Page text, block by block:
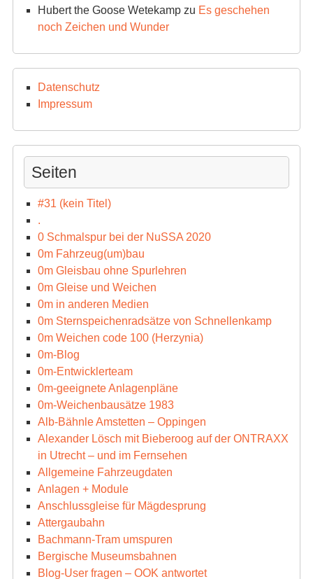
Hubert the Goose Wetekampzu Es geschehen
noch Zeichen und Wunder
Datenschutz
Impressum
Seiten
#31 (kein Titel)
.
0 Schmalspur bei der NuSSA 2020
0m Fahrzeug(um)bau
0m Gleisbau ohne Spurlehren
0m Gleise und Weichen
0m in anderen Medien
0m Sternspeichenradsätze von Schnellenkamp
0m Weichen code 100 (Herzynia)
0m-Blog
0m-Entwicklerteam
0m-geeignete Anlagenpläne
0m-Weichenbausätze 1983
Alb-Bähnle Amstetten – Oppingen
Alexander Lösch mit Bieberoog auf der ONTRAXX
in Utrecht – und im Fernsehen
Allgemeine Fahrzeugdaten
Anlagen + Module
Anschlussgleise für Mägdesprung
Attergaubahn
Bachmann-Tram umspuren
Bergische Museumsbahnen
Blog-User fragen – OOK antwortet